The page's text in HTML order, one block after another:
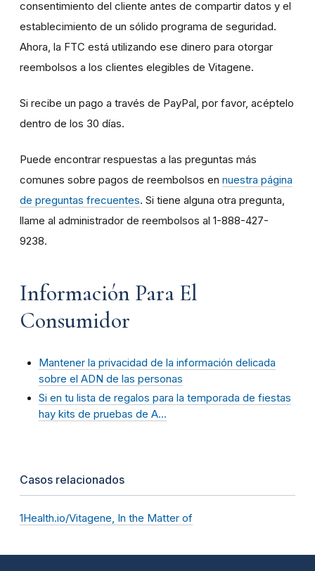
consentimiento del cliente antes de compartir datos y el
establecimiento de un sólido programa de seguridad.
Ahora, la FTC está utilizando ese dinero para otorgar
reembolsos a los clientes elegibles de Vitagene.
Si recibe un pago a través de PayPal, por favor, acéptelo
dentro de los 30 días.
Puede encontrar respuestas a las preguntas más
comunes sobre pagos de reembolsos en nuestra página
de preguntas frecuentes. Si tiene alguna otra pregunta,
llame al administrador de reembolsos al 1-888-427-
9238.
Información Para El
Consumidor
Mantener la privacidad de la información delicada
sobre el ADN de las personas
Si en tu lista de regalos para la temporada de fiestas
hay kits de pruebas de A…
Casos relacionados
1Health.io/Vitagene, In the Matter of